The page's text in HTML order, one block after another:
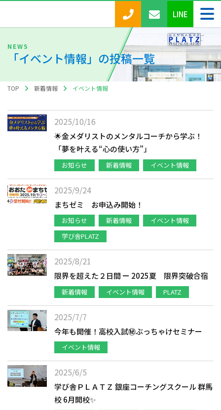
LINE
「イベント情報 」の投稿一覧
TOP 新着情報 イベント情報
2025/10/16
🌟金メダリストのメンタルコーチから学ぶ！
「夢を叶える“心の使い方”」
お知らせ 新着情報 イベント情報
2025/9/24
まちゼミ お申込み開始！
お知らせ 新着情報
イベント情報
学び舎PLATZ
2025/8/21
限界を超えた２日間 ー 2025夏 限界突破合宿
新着情報 イベント情報 PLATZ
2025/7/7
今年も開催！高校入試㊙ぶっちゃけセミナー
イベント情報
2025/6/5
学び舎ＰＬＡＴＺ 銀座コーチングスクール 群馬
校 6月開校✨